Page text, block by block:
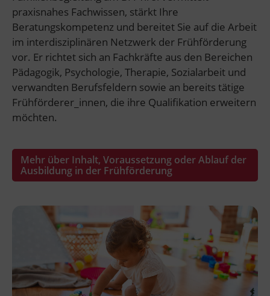
praxisnahes Fachwissen, stärkt Ihre
Beratungskompetenz und bereitet Sie auf die Arbeit
im interdisziplinären Netzwerk der Frühförderung
vor. Er richtet sich an Fachkräfte aus den Bereichen
Pädagogik, Psychologie, Therapie, Sozialarbeit und
verwandten Berufsfeldern sowie an bereits tätige
Frühförderer_innen, die ihre Qualifikation erweitern
möchten.
Mehr über Inhalt, Voraussetzung oder Ablauf der
Ausbildung in der Frühförderung